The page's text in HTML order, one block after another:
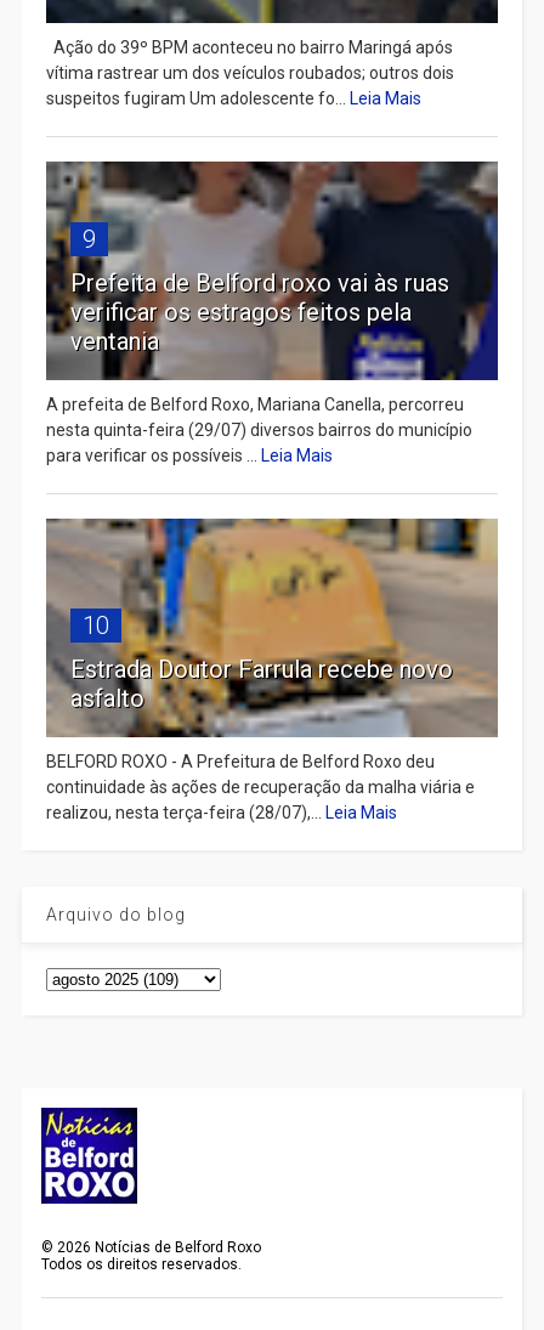
Ação do 39º BPM aconteceu no bairro Maringá após
vítima rastrear um dos veículos roubados; outros dois
suspeitos fugiram Um adolescente fo...
Leia Mais
9
Prefeita de Belford roxo vai às ruas
verificar os estragos feitos pela
ventania
A prefeita de Belford Roxo, Mariana Canella, percorreu
nesta quinta-feira (29/07) diversos bairros do município
para verificar os possíveis ...
Leia Mais
10
Estrada Doutor Farrula recebe novo
asfalto
BELFORD ROXO - A Prefeitura de Belford Roxo deu
continuidade às ações de recuperação da malha viária e
realizou, nesta terça-feira (28/07),...
Leia Mais
Arquivo do blog
©2026 Notícias de Belford Roxo
Todos os direitos reservados.